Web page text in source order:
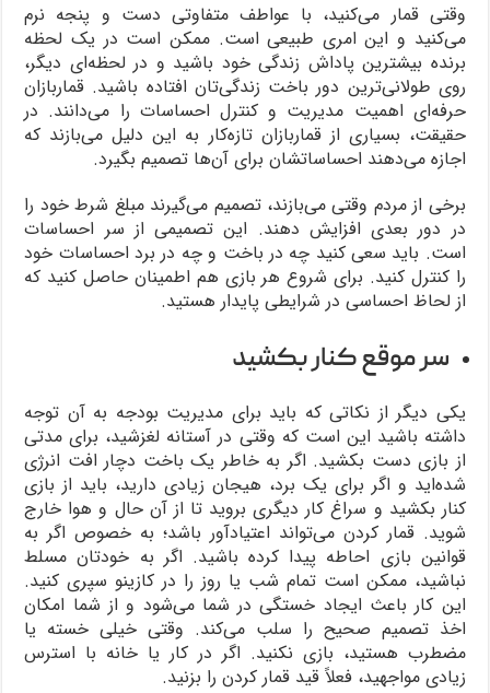
وقتی قمار می‌کنید، با عواطف متفاوتی دست و پنجه نرم
می‌کنید و این امری طبیعی است. ممکن است در یک لحظه
برنده بیشترین پاداش زندگی خود باشید و در لحظه‌ای دیگر،
روی طولانی‌ترین دور باخت زندگی‌تان افتاده باشید. قماربازان
حرفه‌ای اهمیت مدیریت و کنترل احساسات را می‌دانند. در
حقیقت، بسیاری از قماربازان تازه‌کار به این دلیل می‌بازند که
اجازه می‌دهند احساساتشان برای آن‌ها تصمیم بگیرد.
برخی از مردم وقتی می‌بازند، تصمیم می‌گیرند مبلغ شرط خود را
در دور بعدی افزایش دهند. این تصمیمی از سر احساسات
است. باید سعی کنید چه در باخت و چه در برد احساسات خود
را کنترل کنید. برای شروع هر بازی هم اطمینان حاصل کنید که
از لحاظ احساسی در شرایطی پایدار هستید.
سر موقع کنار بکشید
یکی دیگر از نکاتی که باید برای مدیریت بودجه به آن توجه
داشته باشید این است که وقتی در آستانه لغزشید، برای مدتی
از بازی دست بکشید. اگر به خاطر یک باخت دچار افت انرژی
شده‌اید و اگر برای یک برد، هیجان زیادی دارید، باید از بازی
کنار بکشید و سراغ کار دیگری بروید تا از آن حال و هوا خارج
شوید. قمار کردن می‌تواند اعتیادآور باشد؛ به خصوص اگر به
قوانین بازی احاطه پیدا کرده باشید. اگر به خودتان مسلط
نباشید، ممکن است تمام شب یا روز را در کازینو سپری کنید.
این کار باعث ایجاد خستگی در شما می‌شود و از شما امکان
اخذ تصمیم صحیح را سلب می‌کند. وقتی خیلی خسته یا
مضطرب هستید، بازی نکنید. اگر در کار یا خانه با استرس
زیادی مواجهید، فعلاً قید قمار کردن را بزنید.